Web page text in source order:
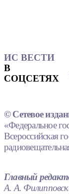
ИС ВЕСТИ
В
СОЦСЕТЯХ
© Сетевое
«Федеральное
Всероссийская
Главный
А. А.